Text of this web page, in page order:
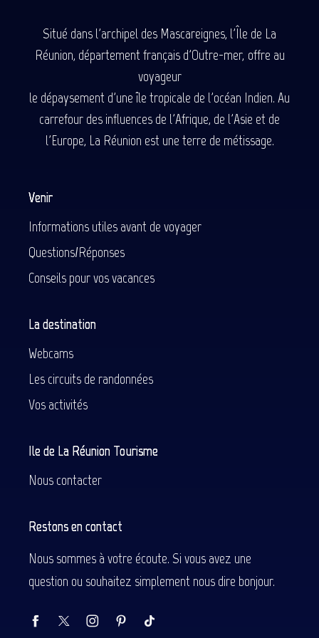
Situé dans l'archipel des Mascareignes, l'Île de La
Réunion, département français d'Outre-mer, offre au
voyageur
le dépaysement d'une île tropicale de l'océan Indien. Au
carrefour des influences de l'Afrique, de l'Asie et de
l'Europe, La Réunion est une terre de métissage.
Venir
Informations utiles avant de voyager
Questions/Réponses
Conseils pour vos vacances
La destination
Webcams
Les circuits de randonnées
Vos activités
Ile de La Réunion Tourisme
Nous contacter
Restons en contact
Nous sommes à votre écoute. Si vous avez une
question ou souhaitez simplement nous dire bonjour.